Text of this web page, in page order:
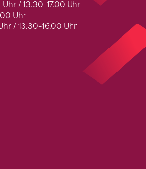
/ 13.30–17.00 Uhr
Uhr
/ 13.30–16.00 Uhr